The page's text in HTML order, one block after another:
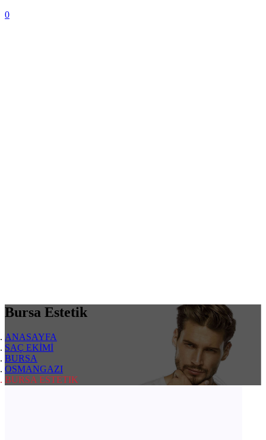
0
Bursa Estetik
ANASAYFA
SAÇ EKİMİ
BURSA
OSMANGAZI
BURSA ESTETIK